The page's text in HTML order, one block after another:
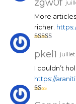
zgw0f
More
richer.
sur 5
pkel1 juillet
I couldn’t
https://